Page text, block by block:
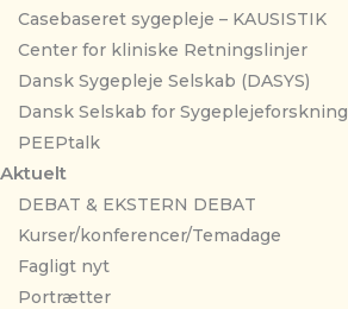
Casebaseret sygepleje – KAUSISTIK
Center for kliniske Retningslinjer
Dansk Sygepleje Selskab (DASYS)
Dansk Selskab for Sygeplejeforskning
PEEPtalk
Aktuelt
DEBAT & EKSTERN DEBAT
Kurser/konferencer/Temadage
Fagligt nyt
Portrætter